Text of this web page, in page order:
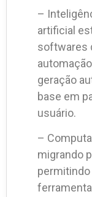
–
artificial
softwares
geração
base em
usuário.
–
migrando